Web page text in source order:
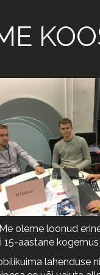
oleme loonud
15-aastane
lahenduse